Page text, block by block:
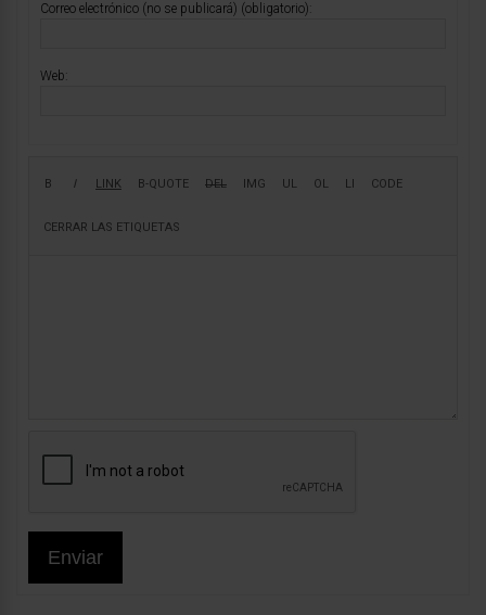
Correo electrónico (no se publicará) (obligatorio):
Web:
Enviar